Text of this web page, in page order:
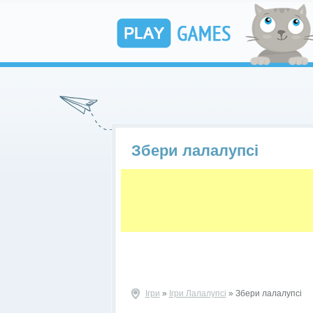
Збери лалалупсі
Ігри » Ігри Лалалупсі » Збери лалалупсі